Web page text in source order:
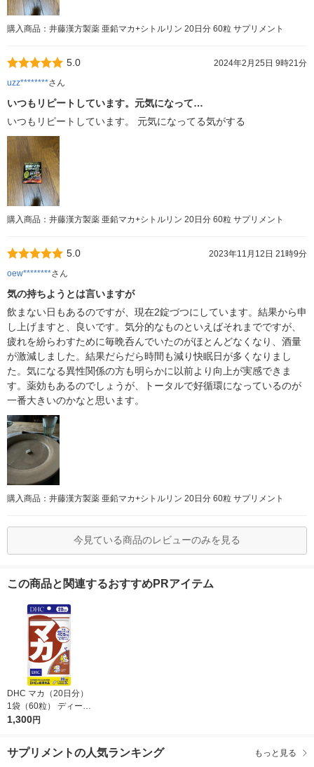
購入商品：井藤漢方製薬 亜鉛マカ+シトルリン 20日分 60粒 サプリメント
5.0
2024年2月25日 9時21分
uzz********さん
いつもリピートしています。元気になって…
いつもリピートしています。 元気になってる気がする
購入商品：井藤漢方製薬 亜鉛マカ+シトルリン 20日分 60粒 サプリメント
5.0
2023年11月12日 21時9分
oew********さん
気の持ちようとは言いますが
飲まない日もあるのですが、現在2錠づつにしています。結果から申
し上げますと、良いです。気分的なものといえばそれまでですが、
疲れを紛らわすために毎晩呑んでいたのがほとんどなくなり、酒量
が激減しました。結果だらだら時間も減り快眠日が多くなりまし
た。気になる異性関係の方も明らかに以前より向上が実感できま
す。薬効もあるのでしょうが、トータルで好循環になっているのが
一番大きいのかなと思います。
購入商品：井藤漢方製薬 亜鉛マカ+シトルリン 20日分 60粒 サプリメント
今見ている商品のレビューのみを見る
この商品と関連するおすすめPRアイテム
DHC マカ（20日分）
1袋（60粒） ディーエ
イチシー サプリメン
1,300円
サプリメントの人気ランキング もっと見る